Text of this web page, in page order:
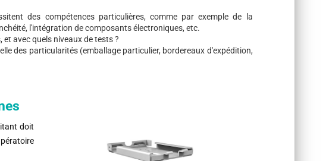
des compétences particulières, comme par exemple de la
l'intégration de composants électroniques, etc.
avec quels niveaux de tests ?
des particularités (emballage particulier, bordereaux d'expédition,
doit